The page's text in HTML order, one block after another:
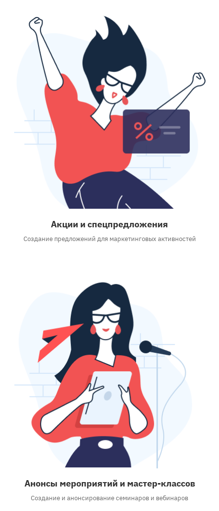
Акции и спецпредложения
Создание предложений для маркетинговых активностей
Анонсы мероприятий и мастер-классов
Создание и анонсирование семинаров и вебинаров